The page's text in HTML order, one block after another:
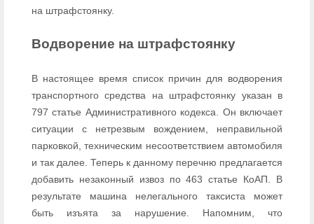
на штрафстоянку.
Водворение на штрафстоянку
В настоящее время список причин для водворения
транспортного средства на штрафстоянку указан в
797 статье Административного кодекса. Он включает
ситуации с нетрезвым вождением, неправильной
парковкой, техническим несоответствием автомобиля
и так далее. Теперь к данному перечню предлагается
добавить незаконный извоз по 463 статье КоАП. В
результате машина нелегального таксиста может
быть изъята за нарушение. Напомним, что